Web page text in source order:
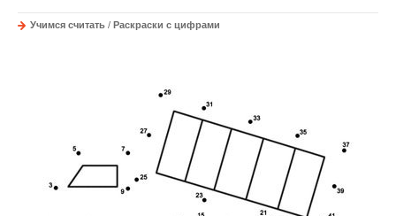
Учимся считать / Раскраски с цифрами